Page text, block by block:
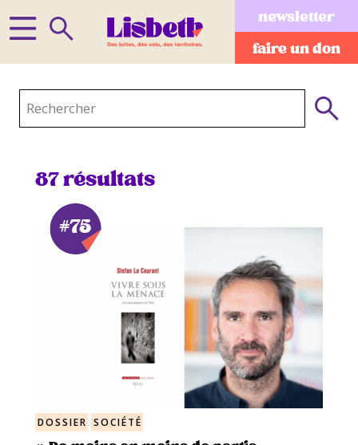
newsletter
faire un don
Rechercher :
87 résultats
#75
DOSSIER SOCIÉTÉ